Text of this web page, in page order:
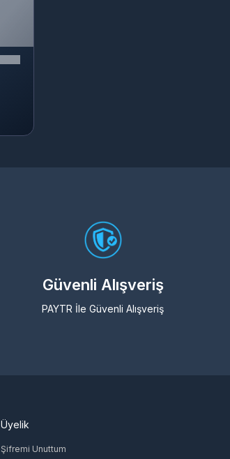
Güvenli Alışveriş
PAYTR İle Güvenli Alışveriş
Üyelik
Şifremi Unuttum